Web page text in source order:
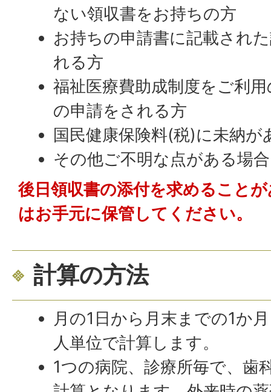
ない領収書をお持ちの方
お持ちの申請書に記載され
れる方
福祉医療費助成制度をご利
の申請をされる方
国民健康保険料(税)に未納が
その他ご不明な点がある場合
後日領収書の添付を求めること
はお手元に保管してください。
計算の方法
月の1日から月末までの1か
人単位で計算します。
1つの病院、診療所毎で、歯